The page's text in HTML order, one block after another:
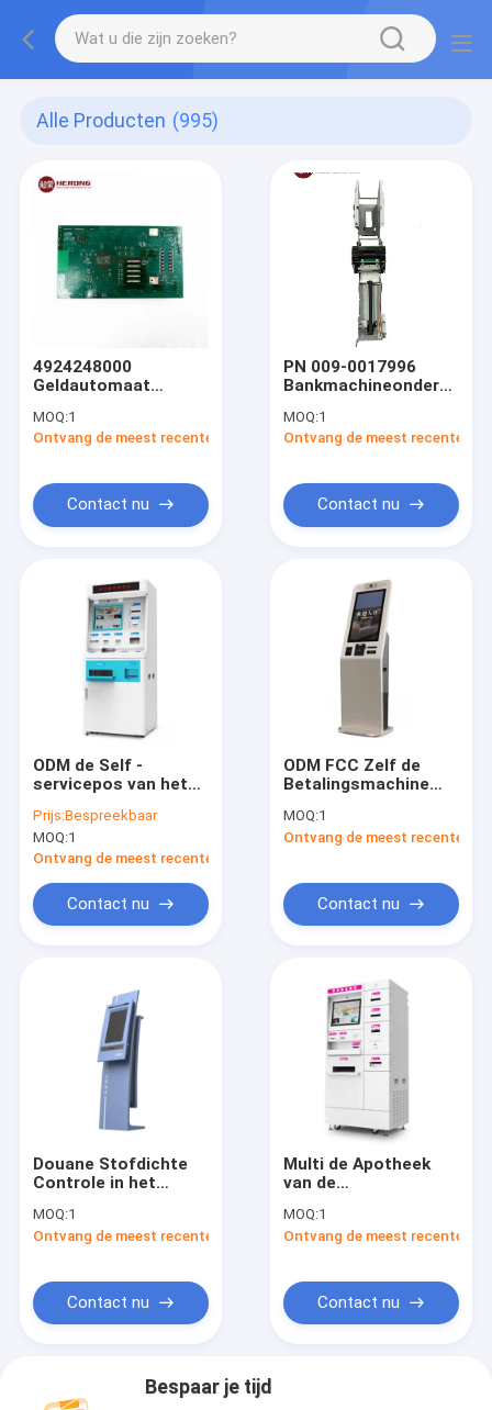
Alle Producten (995)
4924248000
Geldautomaat
Diebold 5500 CCA
Main Activ Dispenser
MOQ:1
Ontvang de meest recente Prijs
Contact nu
PN 009-0017996
Bankmachineonderdelen
Thermische
ontvangstprinter
MOQ:1
Ontvang de meest recente
Contact nu
ODM de Self -
servicepos van het
Medische Bureau
Kiosk voor de Druk
van het
Prijs:Bespreekbaar
MOQ:1
Ontvang de meest recente Prijs
Contact nu
ODM FCC Zelf de
Betalingsmachine
Klantenservicekiosk
met Zaal
MOQ:1
Ontvang de meest recente
Contact nu
Douane Stofdichte
Controle in het
Self - servicekiosk
van de
MOQ:1
Ontvang de meest recente Prijs
Contact nu
Multi de Apotheek
van de
het Uitdelen Kiosk
met de Inzameling
MOQ:1
Ontvang de meest recente
Contact nu
Bespaar je tijd